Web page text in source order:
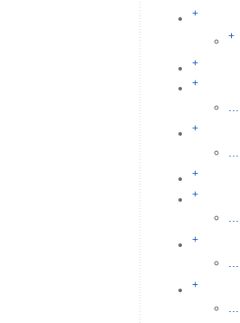
+
+
+
+
+
+
+
...
+
...
+
...